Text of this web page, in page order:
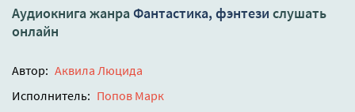
Аудиокнига жанра Фантастика, фэнтези слушать
онлайн
Автор: Аквила Люцида
Исполнитель: Попов Марк